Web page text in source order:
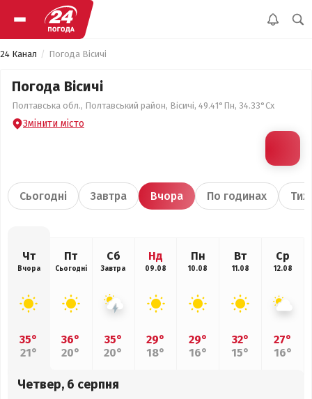
24 Канал Погода Вісичі
Погода Вісичі
Полтавська обл., Полтавський район, Вісичі, 49.41°Пн, 34.33°Сх
Змінити місто
Сьогодні Завтра Вчора По годинах
Чт
Вчора
35°
21°
Пт
Сьогодні
36°
20°
Сб
Завтра
35°
20°
Нд
09.08
29°
18°
Пн
10.08
29°
16°
Вт
11.08
32°
15°
Ср
12.08
27°
16°
Четвер, 6 серпня